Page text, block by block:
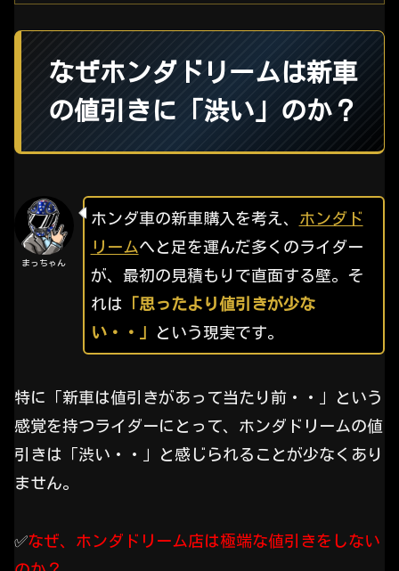
なぜホンダドリームは新車
の値引きに「渋い」のか？
まっちゃん
ホンダ車の新車購入を考え、 ホンダド
リームへと足を運んだ多くのライダー
が、最初の見積もりで直面する壁。そ
れは 「思ったより値引きが少な
い・・」
という現実です。
特に「新車は値引きがあって当たり前・・」という
感覚を持つライダーにとって、ホンダドリームの値
引きは「渋い・・」と感じられることが少なくあり
ません。
✅️なぜ、ホンダドリーム店は極端な値引きをしない